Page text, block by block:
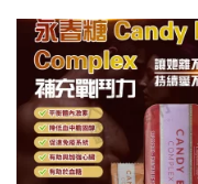
has
multiple
variants.
The
options
may
be